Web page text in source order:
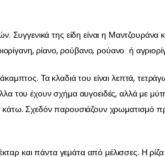
της είδη είναι η Μαντζουράνα
ρίανο, ρούβανο, ρούανο ή
Τα κλαδιά του είναι λεπτά,
του έχουν σχήμα αυγοειδές, αλλά με
κάτω. Σχεδόν παρουσιάζουν χρωματισμό
και πάντα γεμάτα από μέλισσες. Η ρίζα